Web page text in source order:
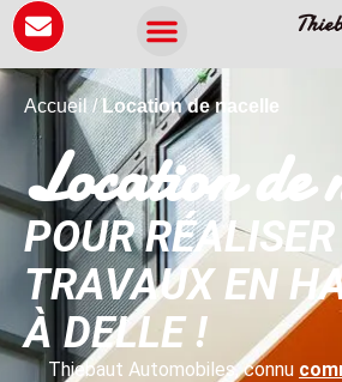
Accueil /Location de nacelle
Location de
POUR
TRAVAUX EN
À DELLE !
Thiebaut Automobiles, connu
Panneau de gestion des cookies